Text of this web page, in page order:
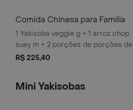
Somos especializados em yakisoba!
O melhor da comida chinesa na sua
casa.
Comida Chinesa para Família
1 Yakisoba veggie g + 1 arroz chop
suey m + 2 porções de porções de
carnes ou frango (indv) + 8 guiozas +
R$ 225,40
Mini Yakisobas